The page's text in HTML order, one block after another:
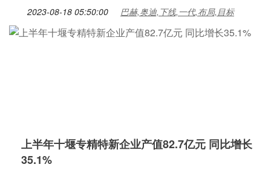
2023-08-18 05:50:00 巴赫,奥迪,下线,一代,布局,目标
上半年十堰专精特新企业产值82.7亿元 同比增长
35.1%